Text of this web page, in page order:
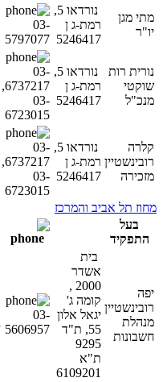
מתי מגן
יו"ר
נורדאו 5,
רמת-ג ן
5246417
03-
5797077
נורית רות
שוקטי
מנכ"ל
נורדאו 5,
רמת-ג ן
5246417
03-
6737217,
03-
6723015
קלרה
רובינשטיין
מזכירה
נורדאו 5,
רמת-ג ן
5246417
03-
6737217,
03-
6723015
מחוז תל אביב והמרכז
בעל
התפקיד
יפה
רובינשטיין
מנהלת
חשבונות
בית
אשדר
2000 ,
קומה ג'
יגאל אלון
55, ת"ד
9295
ת"א
6109201
03-
5606957